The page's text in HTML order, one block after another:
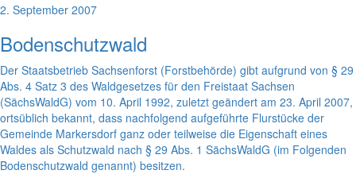
2. September 2007
Bodenschutzwald
Der Staatsbetrieb Sachsenforst (Forstbehörde) gibt aufgrund von § 29
Abs. 4 Satz 3 des Waldgesetzes für den Freistaat Sachsen
(SächsWaldG) vom 10. April 1992, zuletzt geändert am 23. April 2007,
ortsüblich bekannt, dass nachfolgend aufgeführte Flurstücke der
Gemeinde Markersdorf ganz oder teilweise die Eigenschaft eines
Waldes als Schutzwald nach § 29 Abs. 1 SächsWaldG (im Folgenden
Bodenschutzwald genannt) besitzen.